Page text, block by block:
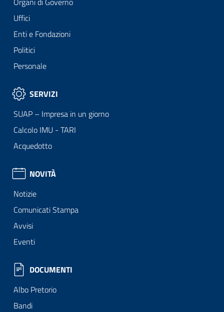
Uffici
Enti e Fondazioni
Politici
Personale
SERVIZI
SUAP – Impresa in un giorno
Calcolo IMU - TARI
Acquedotto
NOVITÀ
Notizie
Comunicati Stampa
Avvisi
Eventi
DOCUMENTI
Albo Pretorio
Bandi